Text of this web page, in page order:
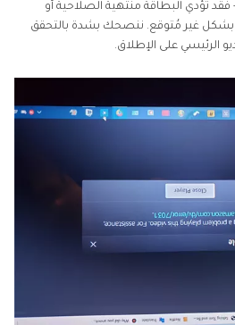
تؤدي البطاقة منتهية الصلاحية أو
بشكل غير مُتوقع. ننصحك بشدة بالتحقق
الرئيسي على الإطلاق.